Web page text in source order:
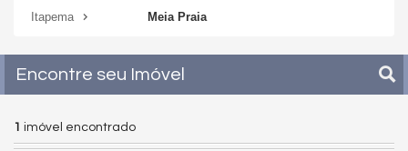
Itapema
Meia Praia
Encontre seu Imóvel
1 imóvel encontrado